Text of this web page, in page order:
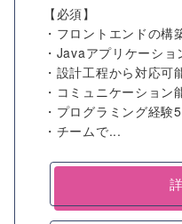
【必須】
・フロントエンドの構
・Javaアプリケーシ
・設計工程から対応可
・コミュニケーション
・プログラミング経験
・チームで...